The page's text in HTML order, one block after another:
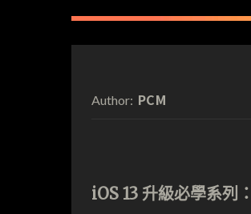
Author: PCM
iOS 13 升級必學系列：